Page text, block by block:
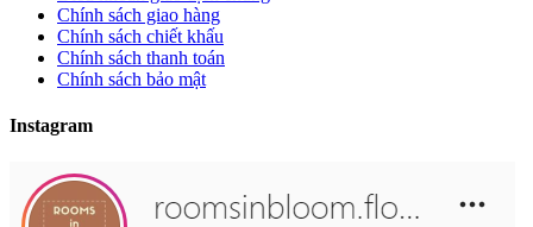
Chính sách giao hàng
Chính sách chiết khấu
Chính sách thanh toán
Chính sách bảo mật
Instagram